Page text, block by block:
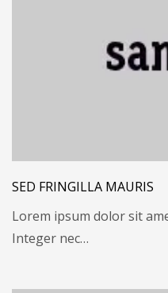
SED FRINGILLA MAURIS
Lorem ipsum dolor sit
Integer nec…